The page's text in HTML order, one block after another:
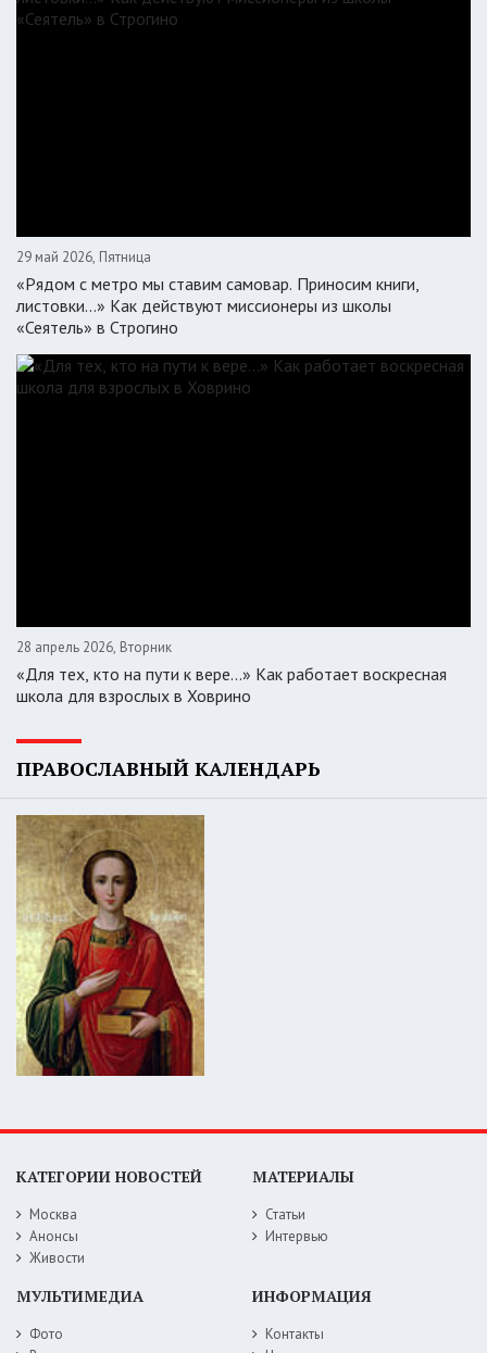
29 май 2026, Пятница
«Рядом с метро мы ставим самовар. Приносим книги,
листовки…» Как действуют миссионеры из школы
«Сеятель» в Строгино
28 апрель 2026, Вторник
«Для тех, кто на пути к вере...» Как работает воскресная
школа для взрослых в Ховрино
ПРАВОСЛАВНЫЙ КАЛЕНДАРЬ
КАТЕГОРИИ НОВОСТЕЙ
Москва
Анонсы
Живости
МАТЕРИАЛЫ
Статьи
Интервью
МУЛЬТИМЕДИА
Фото
ИНФОРМАЦИЯ
Контакты